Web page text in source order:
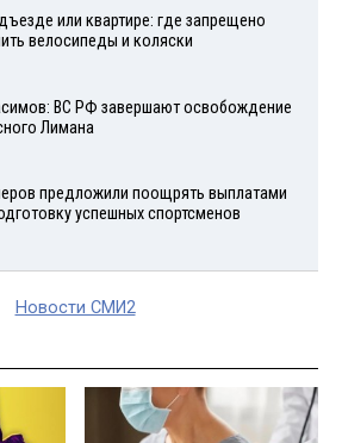
или квартире: где запрещено
велосипеды и коляски
ВС РФ завершают освобождение
Лимана
предложили поощрять выплатами
успешных спортсменов
Новости СМИ2